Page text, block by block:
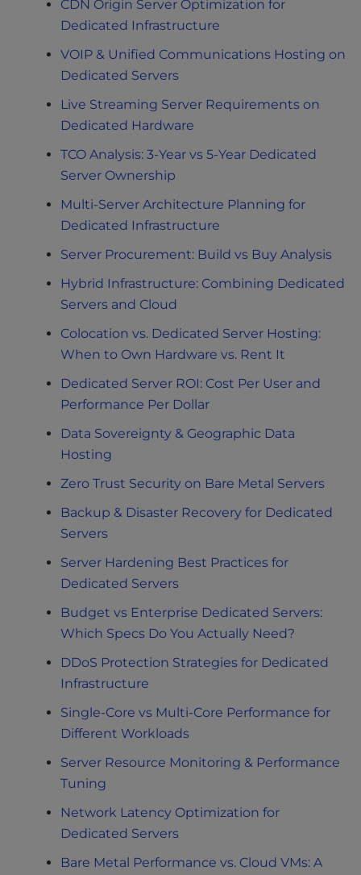
CDN Origin Server Optimization for
Dedicated Infrastructure
VOIP & Unified Communications Hosting on
Dedicated Servers
Live Streaming Server Requirements on
Dedicated Hardware
TCO Analysis: 3-Year vs 5-Year Dedicated
Server Ownership
Multi-Server Architecture Planning for
Dedicated Infrastructure
Server Procurement: Build vs Buy Analysis
Hybrid Infrastructure: Combining Dedicated
Servers and Cloud
Colocation vs. Dedicated Server Hosting:
When to Own Hardware vs. Rent It
Dedicated Server ROI: Cost Per User and
Performance Per Dollar
Data Sovereignty & Geographic Data
Hosting
Zero Trust Security on Bare Metal Servers
Backup & Disaster Recovery for Dedicated
Servers
Server Hardening Best Practices for
Dedicated Servers
Budget vs Enterprise Dedicated Servers:
Which Specs Do You Actually Need?
DDoS Protection Strategies for Dedicated
Infrastructure
Single-Core vs Multi-Core Performance for
Different Workloads
Server Resource Monitoring & Performance
Tuning
Network Latency Optimization for
Dedicated Servers
Bare Metal Performance vs. Cloud VMs: A